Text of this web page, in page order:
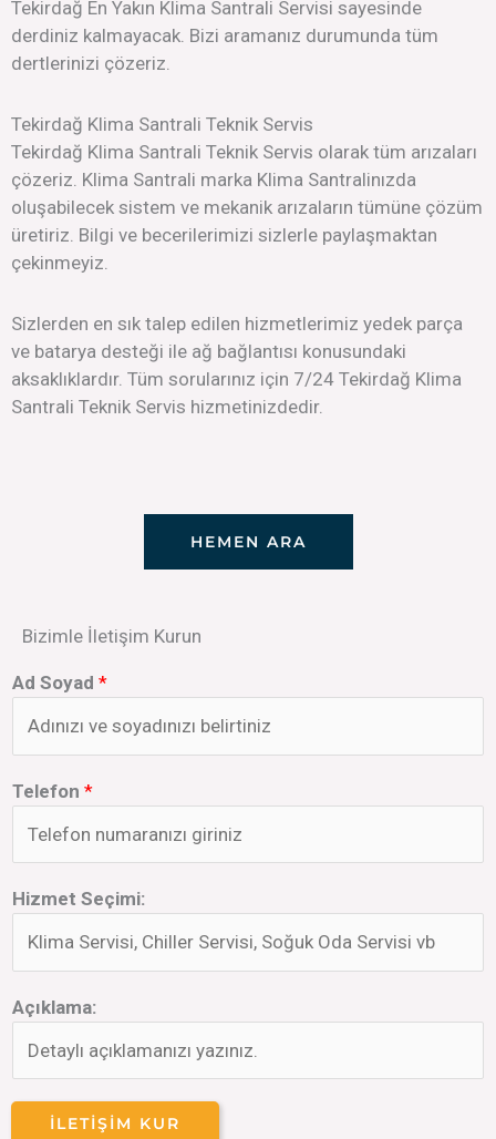
Tekirdağ En Yakın Klima Santrali Servisi sayesinde
derdiniz kalmayacak. Bizi aramanız durumunda tüm
dertlerinizi çözeriz.
Tekirdağ Klima Santrali Teknik Servis
Tekirdağ Klima Santrali Teknik Servis olarak tüm arızaları
çözeriz. Klima Santrali marka Klima Santralinızda
oluşabilecek sistem ve mekanik arızaların tümüne çözüm
üretiriz. Bilgi ve becerilerimizi sizlerle paylaşmaktan
çekinmeyiz.
Sizlerden en sık talep edilen hizmetlerimiz yedek parça
ve batarya desteği ile ağ bağlantısı konusundaki
aksaklıklardır. Tüm sorularınız için 7/24 Tekirdağ Klima
Santrali Teknik Servis hizmetinizdedir.
HEMEN ARA
Bizimle İletişim Kurun
Ad Soyad *
Telefon *
Hizmet Seçimi:
Açıklama:
İLETIŞIM KUR